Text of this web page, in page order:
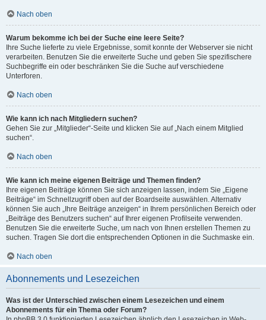
Nach oben
Warum bekomme ich bei der Suche eine leere Seite?
Ihre Suche lieferte zu viele Ergebnisse, somit konnte der Webserver sie nicht
verarbeiten. Benutzen Sie die erweiterte Suche und geben Sie spezifischere
Suchbegriffe ein oder beschränken Sie die Suche auf verschiedene
Unterforen.
Nach oben
Wie kann ich nach Mitgliedern suchen?
Gehen Sie zur „Mitglieder“-Seite und klicken Sie auf „Nach einem Mitglied
suchen“.
Nach oben
Wie kann ich meine eigenen Beiträge und Themen finden?
Ihre eigenen Beiträge können Sie sich anzeigen lassen, indem Sie „Eigene
Beiträge“ im Schnellzugriff oben auf der Boardseite auswählen. Alternativ
können Sie auch „Ihre Beiträge anzeigen“ in Ihrem persönlichen Bereich oder
„Beiträge des Benutzers suchen“ auf Ihrer eigenen Profilseite verwenden.
Benutzen Sie die erweiterte Suche, um nach von Ihnen erstellen Themen zu
suchen. Tragen Sie dort die entsprechenden Optionen in die Suchmaske ein.
Nach oben
Abonnements und Lesezeichen
Was ist der Unterschied zwischen einem Lesezeichen und einem
Abonnements für ein Thema oder Forum?